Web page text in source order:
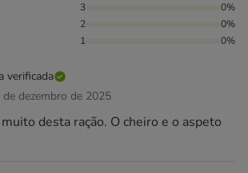
3
0%
2
0%
1
0%
verificada
dezembro de 2025
desta ração. O cheiro e o aspeto